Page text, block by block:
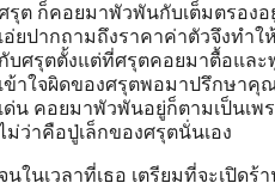
รุต ก็คอยมาพัวพันกับเต็มตรองอ
เอ่ยปากถามถึงราคาค่าตัวจึงทำ
กับศรุตตั้งแต่ที่ศรุตคอยมาตื้อและ
เข้าใจผิดของศรุตพอมาปรึกษา
เด่น คอยมาพัวพันอยู่ก็ตามเป็นเ
ม่ว่าคือปู่เล็กของศรุตนั่นเอง
จนในเวลาที่เธอ เตรียมที่จะเปิด